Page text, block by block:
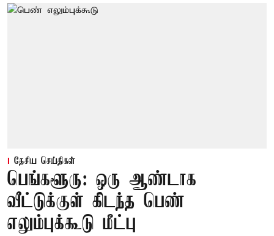
தேசிய செய்திகள்
பெங்களூரு: ஒரு ஆண்டாக
வீட்டுக்குள் கிடந்த பெண்
எலும்புக்கூடு மீட்பு